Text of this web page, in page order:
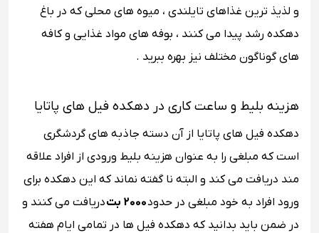
و لذیذ ترین غذاهای تایلندی ، میوه های محلی که در باغ
دهکده رشد پیدا می کنند ، بوفه های مواد غذایی و کافه
های گوناگون مختلف نیز بهره ببرید .
هزینه بلیط و ساعت کاری در دهکده فیل های پاتایا
دهکده فیل های پاتایا از آن دسته جاذبه های گردشگری
است که مبلغی را به عنوان هزینه بلیط ورودی از افراد علاقه
مند دریافت می کند و البته نا گفته نماند که این دهکده برای
ورود افراد به خود مبلغی در حدود2000 بت
دریافت می کنند و
در ضمن باید بدانید که دهکده فیل ها در تمامی ایام هفته